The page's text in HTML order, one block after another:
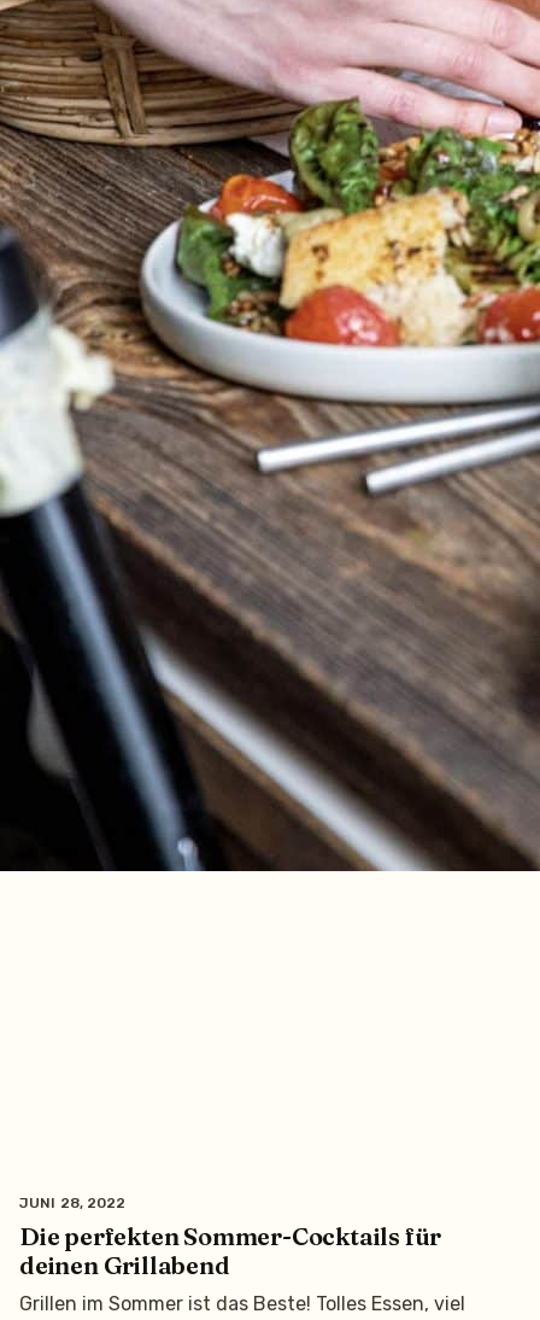
Die perfekten Sommer-Cocktails für
deinen Grillabend
JUNI 28, 2022
Grillen im Sommer ist das Beste! Tolles Essen, viel